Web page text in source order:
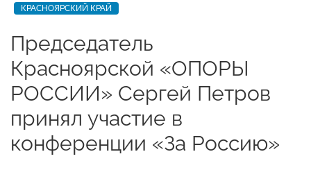
КРАСНОЯРСКИЙ КРАЙ
Председатель
Красноярской «ОПОРЫ
РОССИИ» Сергей Петров
принял участие в
конференции «За Россию»